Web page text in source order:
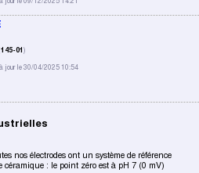
145-01 )
jour le 30/04/2025 10:54
nos électrodes ont un système de référence
: le point zéro est à pH 7 (0 mV)